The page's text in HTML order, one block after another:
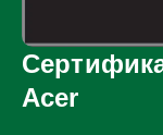
Acer